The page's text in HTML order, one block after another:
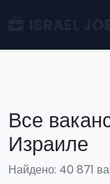
Все
Израиле
Найдено: 40 871